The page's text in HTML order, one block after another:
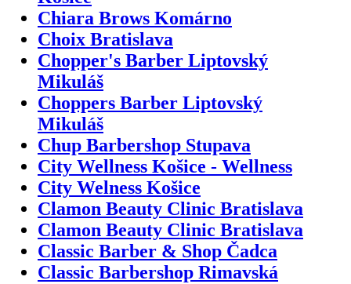
Chiara Brows Komárno
Choix Bratislava
Chopper's Barber Liptovský
Mikuláš
Choppers Barber Liptovský
Mikuláš
Chup Barbershop Stupava
City Wellness Košice - Wellness
City Welness Košice
Clamon Beauty Clinic Bratislava
Clamon Beauty Clinic Bratislava
Classic Barber & Shop Čadca
Classic Barbershop Rimavská